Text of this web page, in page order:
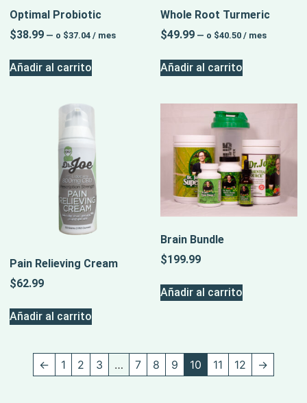
Optimal Probiotic
$38.99 — o $37.04 / mes
Añadir al carrito
Whole Root Turmeric
$49.99 — o $40.50 / mes
Añadir al carrito
Pain Relieving Cream
$62.99
Añadir al carrito
Brain Bundle
$199.99
Añadir al carrito
← 1 2 3 … 7 8 9 10 11 12 →